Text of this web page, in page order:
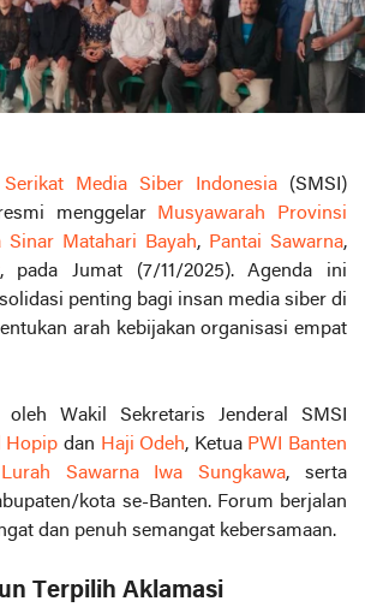
Serikat Media Siber Indonesia (SMSI)
menggelar Musyawarah Provinsi
Sinar Matahari Bayah, Pantai Sawarna,
, pada Jumat (7/11/2025). Agenda ini
penting bagi insan media siber di
arah kebijakan organisasi empat
Wakil Sekretaris Jenderal SMSI
Hopip dan Haji Odeh, Ketua PWI Banten
Lurah Sawarna Iwa Sungkawa, serta
kota se-Banten. Forum berjalan
dan penuh semangat kebersamaan.
Terpilih Aklamasi